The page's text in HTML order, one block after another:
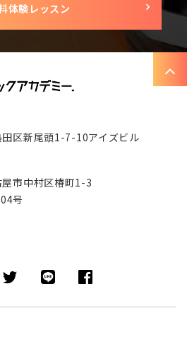
体験レッスン
区新尾頭1-7-10アイズビル
市中村区椿町1-3
号